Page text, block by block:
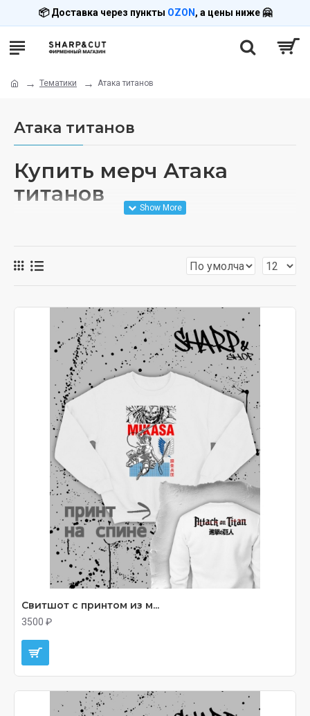
📦 Доставка через пункты OZON , а цены ниже 🤗
Тематики Атака титанов
Атака титанов
Купить мерч Атака
титанов
on Titan). Мерч с Эреном, Микасой, Леви и
символикой Разведкорпуса.
Одежда с крыльями свободы, толстовки с
персонажами, футболки premium-качества. Печать
под заказ с доставкой через OZON.
Свитшот с принтом из м...
3500 ₽